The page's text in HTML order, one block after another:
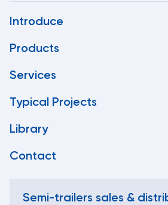
Introduce
Products
Services
Typical Projects
Library
Contact
Semi-trailers sales &